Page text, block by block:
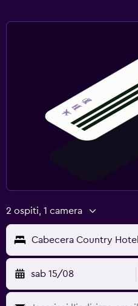
2 ospiti, 1 camera
Cabecera Country Hotel
sab 15/08